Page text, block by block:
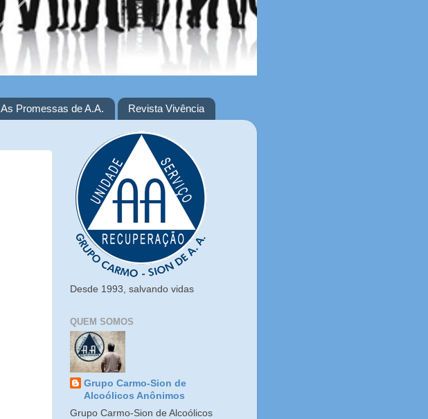
As Promessas de A.A. Revista Vivência
Desde 1993, salvando vidas
QUEM SOMOS
Grupo Carmo-Sion de
Alcoólicos Anônimos
Grupo Carmo-Sion de Alcoólicos